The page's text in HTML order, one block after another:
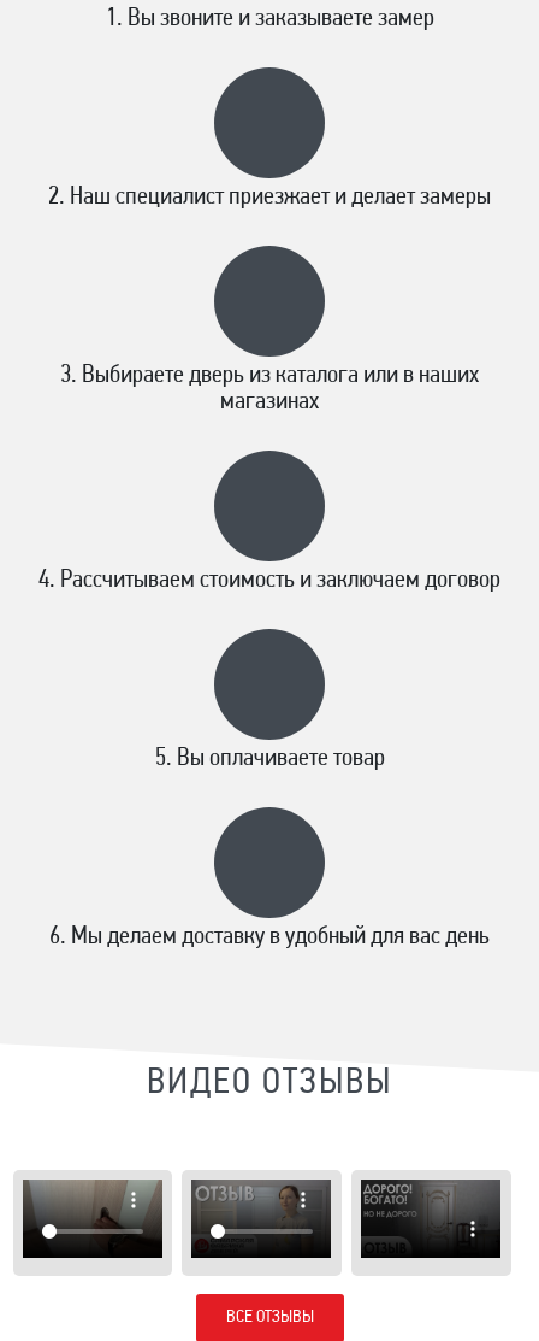
Вы звоните и заказываете замер
Наш специалист приезжает и делает замеры
Выбираете дверь из каталога или в наших
магазинах
Рассчитываем стоимость и заключаем договор
Вы оплачиваете товар
Мы делаем доставку в удобный для вас день
ВИДЕО ОТЗЫВЫ
ВСЕ ОТЗЫВЫ